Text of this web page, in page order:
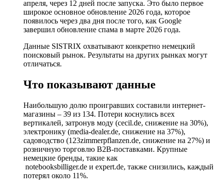
апреля, через 12 дней после запуска. Это было первое
широкое основное обновление 2026 года, которое
появилось через два дня после того, как Google
завершил обновление спама в марте 2026 года.
Данные SISTRIX охватывают конкретно немецкий
поисковый рынок. Результаты на других рынках могут
отличаться.
Что показывают данные
Наибольшую долю проигравших составили интернет-
магазины – 39 из 134. Потери коснулись всех
вертикалей, затронув моду (cecil.de, снижение на 30%),
электронику (media-dealer.de, снижение на 37%),
садоводство (123zimmerpflanzen.de, снижение на 27%) и
розничную торговлю B2B-поставками. Крупные
немецкие бренды, такие как
notebooksbilliger.de и expert.de, также снизились, каждый
потерял около 11%.